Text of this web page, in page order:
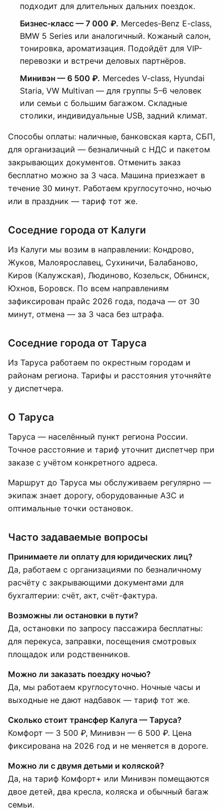
подходит для длительных дальних поездок.
Бизнес-класс — 7 000 ₽. Mercedes-Benz E-class,
BMW 5 Series или аналогичный. Кожаный салон,
тонировка, ароматизация. Подойдёт для VIP-
перевозки и встречи деловых партнёров.
Минивэн — 6 500 ₽. Mercedes V-class, Hyundai
Staria, VW Multivan — для группы 5–6 человек
или семьи с большим багажом. Складные
столики, индивидуальные USB, задний климат.
Способы оплаты: наличные, банковская карта, СБП,
для организаций — безналичный с НДС и пакетом
закрывающих документов. Отменить заказ
бесплатно можно за 3 часа. Машина приезжает в
течение 30 минут. Работаем круглосуточно, ночью
или в праздник — тариф тот же.
Соседние города от Калуги
Из Калуги мы возим в направлении: Кондрово,
Жуков, Малоярославец, Сухиничи, Балабаново,
Киров (Калужская), Людиново, Козельск, Обнинск,
Юхнов, Боровск. По всем направлениям
зафиксирован прайс 2026 года, подача — от 30
минут, отмена — за 3 часа без штрафа.
Соседние города от Таруса
Из Таруса работаем по окрестным городам и
районам региона. Тарифы и расстояния уточняйте
у диспетчера.
О Таруса
Таруса — населённый пункт региона России.
Точное расстояние и тариф уточнит диспетчер при
заказе с учётом конкретного адреса.
Маршрут до Таруса мы обслуживаем регулярно —
экипаж знает дорогу, оборудованные АЗС и
оптимальные точки остановок.
Часто задаваемые вопросы
Принимаете ли оплату для юридических лиц?
Да, работаем с организациями по безналичному
расчёту с закрывающими документами для
бухгалтерии: счёт, акт, счёт-фактура.
Возможны ли остановки в пути?
Да, остановки по запросу пассажира бесплатны:
для перекуса, заправки, посещения смотровых
площадок или родственников.
Можно ли заказать поездку ночью?
Да, мы работаем круглосуточно. Ночные часы и
выходные не дают надбавок — тариф тот же.
Сколько стоит трансфер Калуга — Таруса?
Комфорт — 3 500 ₽, Минивэн — 6 500 ₽. Цена
фиксирована на 2026 год и не меняется в дороге.
Можно ли с двумя детьми и коляской?
Да, на тариф Комфорт+ или Минивэн помещаются
двое детей, два кресла, коляска и обычный багаж
семьи.